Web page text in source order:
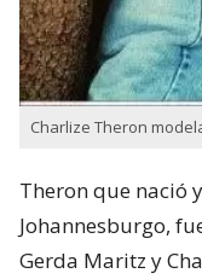
Charlize Theron
Theron que nació
Johannesburgo,
Gerda Maritz​ y